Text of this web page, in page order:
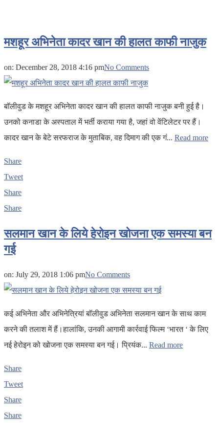
मशहूर अभिनेता कादर खान की हालत काफी नाजुक
on: December 28, 2018 4:16 pmNo Comments
बॉलीवुड के मशहूर अभिनेता कादर खान की हालत काफी नाजुक बनी हुई है।
उनको कनाडा के अस्पताल में भर्ती कराया गया है, जहां वो वेंटिलेटर पर हैं।
कादर खान के बेटे सरफराज के मुताबिक, वह दिमाग की एक गं... Read more
Share
Tweet
Share
Share
सलमान खान के लिये हेरोइन खोजना एक समस्या बन
गई
on: July 29, 2018 1:06 pmNo Comments
कई अभिनेता और अभिनेत्रियां बॉलीवुड अभिनेता सलमान खान के साथ काम
करने की तलाश में हैं।हालांकि, उनकी आगामी कार्रवाई फिल्म ‘भारत ‘ के लिए
नई हेरोइन को खोजना एक समस्या बन गई। प्रियंक... Read more
Share
Tweet
Share
Share